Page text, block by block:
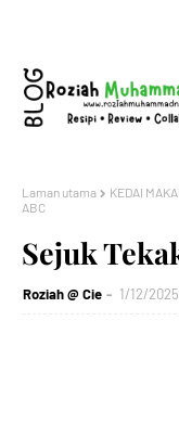
Laman utama KEDAI
ABC
Sejuk
Roziah @ Cie 1/12/